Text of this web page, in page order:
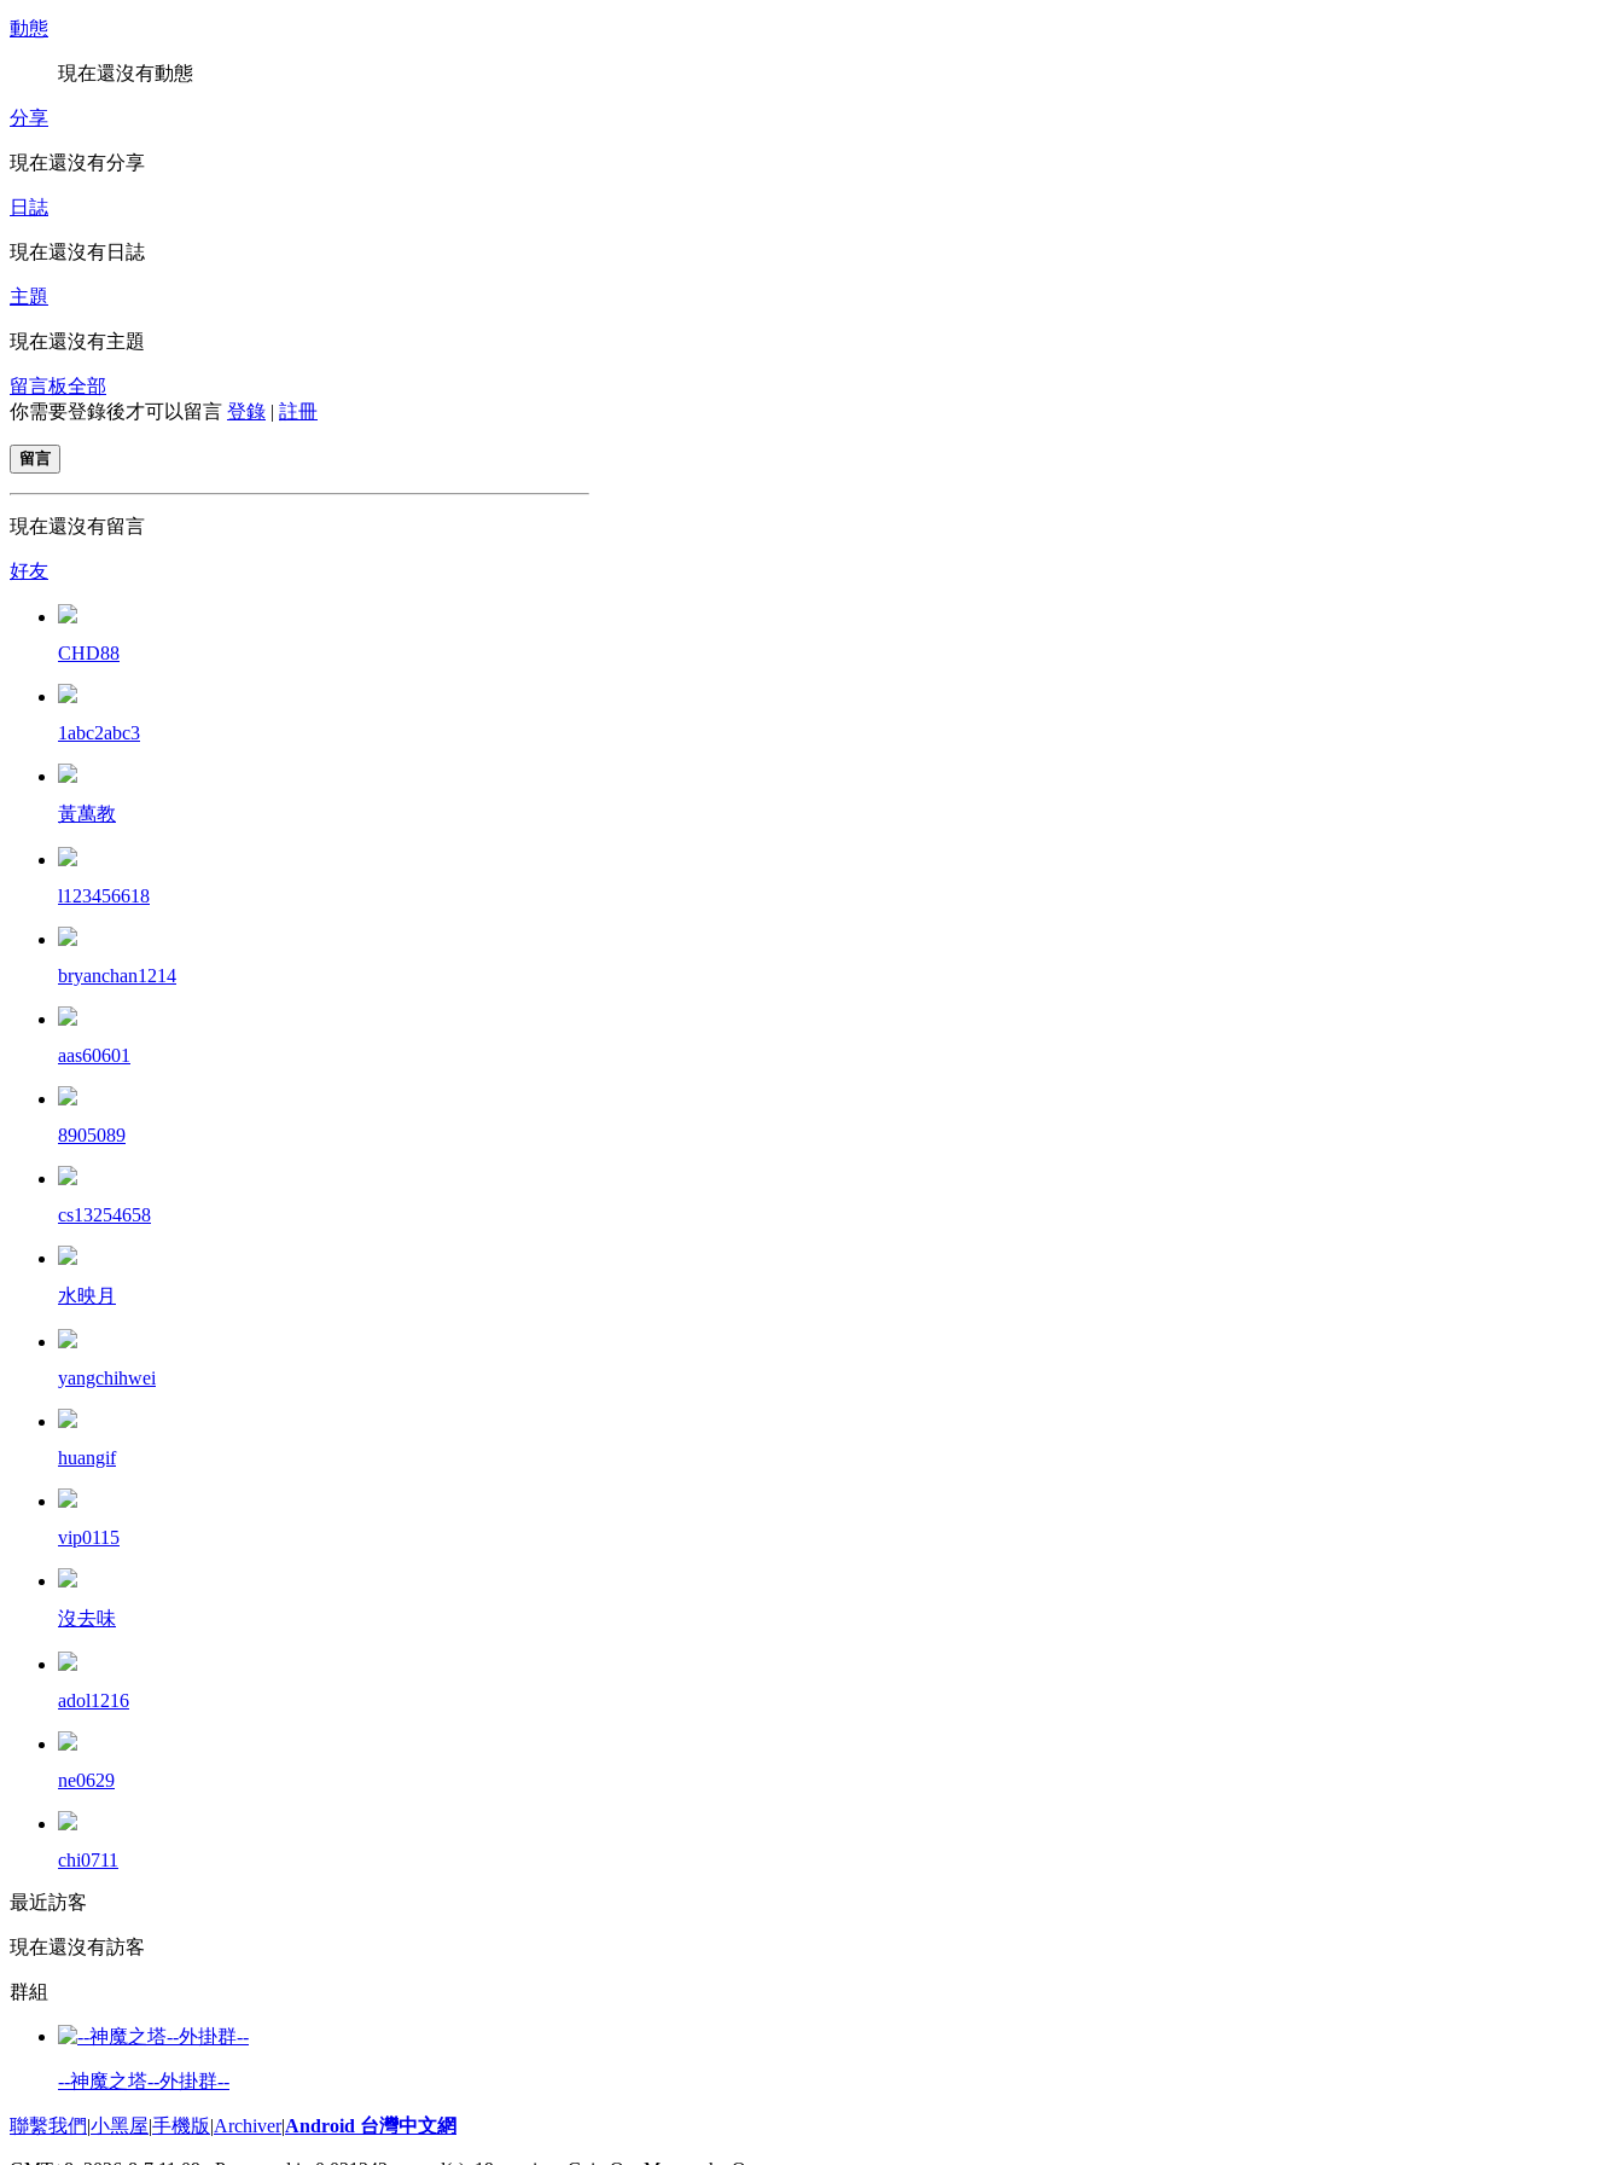
動態
現在還沒有動態
分享
現在還沒有分享
日誌
現在還沒有日誌
主題
現在還沒有主題
留言板全部
你需要登錄後才可以留言 登錄 | 註冊
留言
現在還沒有留言
好友
CHD88
1abc2abc3
黃萬教
l123456618
bryanchan1214
aas60601
8905089
cs13254658
水映月
yangchihwei
huangif
vip0115
沒去味
adol1216
ne0629
chi0711
最近訪客
現在還沒有訪客
群組
--神魔之塔--外掛群--
聯繫我們|小黑屋|手機版|Archiver|Android 台灣中文網